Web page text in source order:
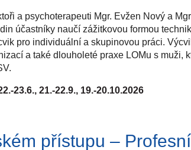
faktory, koregulace, kumulativní a
s vývojovým traumatem, specifické
2026 -
účinných faktorů a interpersonální
2026 -
a zamyšlení.
a psychoterapeuti Mgr. Evžen Nový a
účastníky naučí zážitkovou formou
pro individuální a skupinovou práci.
a také dlouholeté praxe LOMu s muži,
23.6., 21.-22.9., 19.-20.10.2026
od 9 do 16 hodin a v úterý od 12 do 18
25 500 Kč.